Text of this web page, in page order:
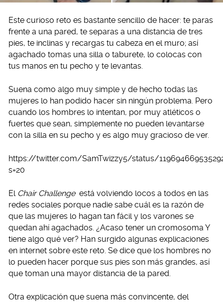
Este curioso reto es bastante sencillo de hacer: te paras
frente a una pared, te separas a una distancia de tres
pies, te inclinas y recargas tu cabeza en el muro; así
agachado tomas una silla o taburete, lo colocas con
tus manos en tu pecho y te levantas.
Suena como algo muy simple y de hecho todas las
mujeres lo han podido hacer sin ningún problema. Pero
cuando los hombres lo intentan, por muy atléticos o
fuertes que sean, simplemente no pueden levantarse
con la silla en su pecho y es algo muy gracioso de ver.
https://twitter.com/SamTwizzy5/status/
s=20
El Chair Challenge está volviendo locos a todos en las
redes sociales porque nadie sabe cuál es la razón de
que las mujeres lo hagan tan fácil y los varones se
quedan ahí agachados. ¿Acaso tener un cromosoma Y
tiene algo qué ver? Han surgido algunas explicaciones
en internet sobre este reto. Se dice que los hombres no
lo pueden hacer porque sus pies son más grandes, así
que toman una mayor distancia de la pared.
Otra explicación que suena más convincente, del